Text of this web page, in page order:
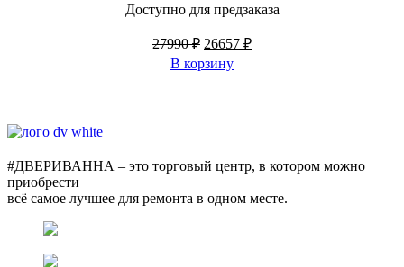
Доступно для предзаказа
27990₽ Первоначальная
цена
26657 ₽Текущая
В корзину
#ДВЕРИВАННА – это торговый центр, в котором можно
приобрести
всё самое лучшее для ремонта в одном месте.